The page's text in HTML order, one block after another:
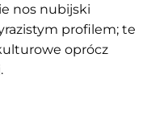
nos nubijski
profilem; te
oprócz